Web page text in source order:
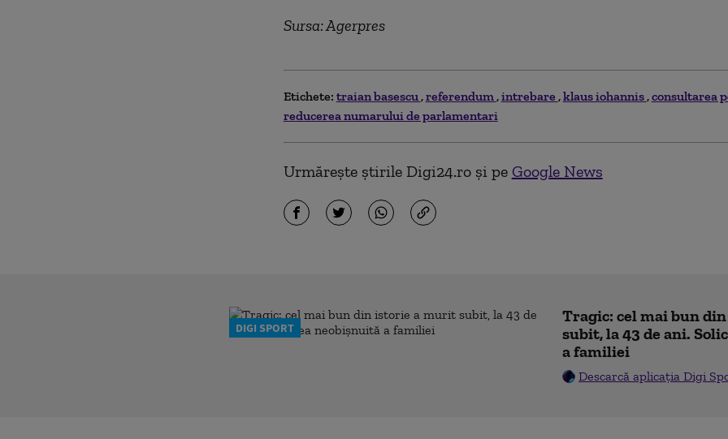
Sursa: Agerpres
Etichete: traian basescu referendum intrebare klaus iohannis consultarea
reducerea numarului de parlamentari
Urmărește știrile Digi24.ro și pe Google News
DIGI SPORT
Tragic: cel mai bun
subit, la 43 de ani.
a familiei
Descarcă aplicația Digi